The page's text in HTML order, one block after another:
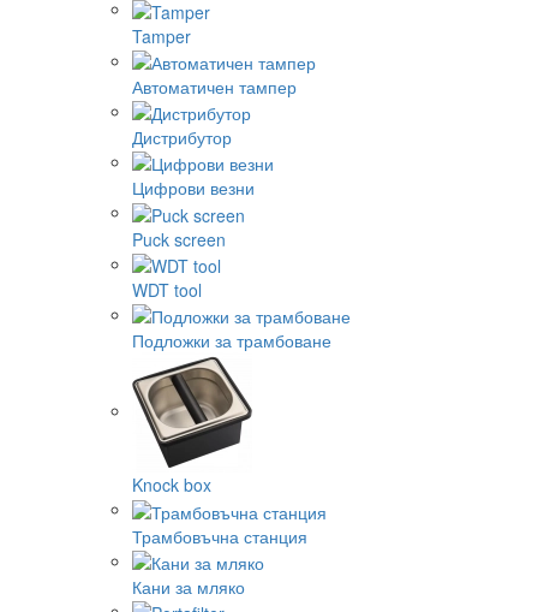
Tamper
Автоматичен тампер
Дистрибутор
Цифрови везни
Puck screen
WDT tool
Подложки за трамбоване
Knock box
Трамбовъчна станция
Кани за мляко